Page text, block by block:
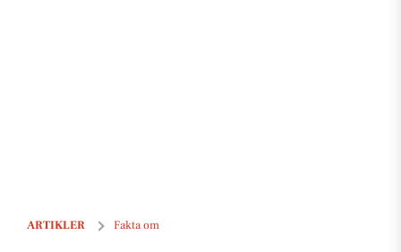
ARTIKLER Fakta om
Huspriserne går ned i Viborg Kommune